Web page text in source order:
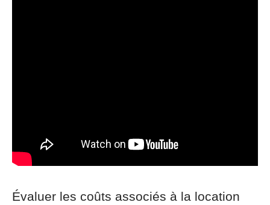
Évaluer les coûts associés à la location